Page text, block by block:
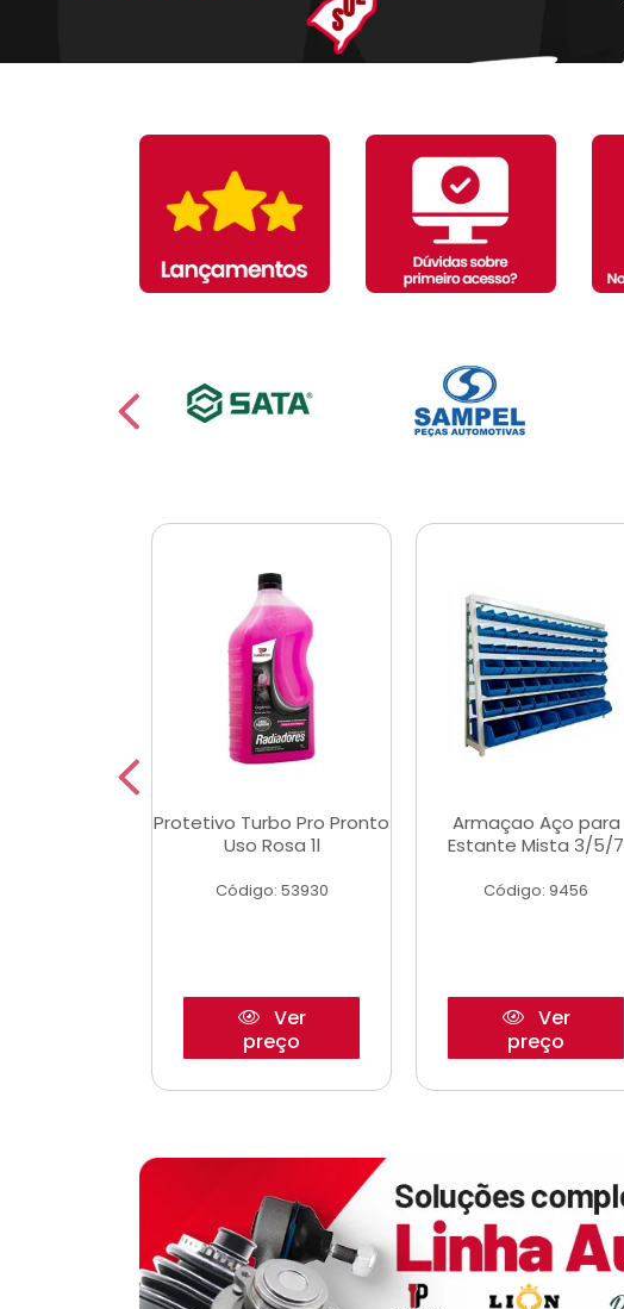
Protetivo Turbo Pro Pronto
Uso Rosa 1l
Código: 53930
Ver
preço
Armaçao Aço para
Estante Mista 3/5/7
Código: 9456
Ver
preço